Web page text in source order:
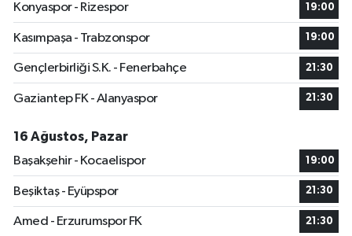
Konyaspor - Rizespor
19:00
Kasımpaşa - Trabzonspor 19:00
Gençlerbirliği S.K. - Fenerbahçe 21:30
Gaziantep FK - Alanyaspor 21:30
16 Ağustos, Pazar
Başakşehir - Kocaelispor
19:00
Beşiktaş - Eyüpspor 21:30
Amed - Erzurumspor FK 21:30